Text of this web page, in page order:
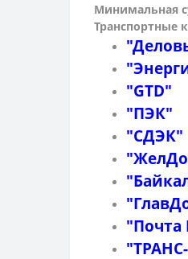
Минимальная
Транспортные
"GTD"
"ПЭК"
"СДЭК"
"Почта